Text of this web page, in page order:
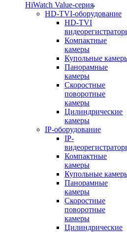
HiWatch Value-серия
HD-TVI-оборудование
HD-TVI
Компактные
камеры
Купольные
Панорамные
камеры
Скоростные
поворотные
камеры
Цилиндрические
камеры
IP-оборудование
IP-
Компактные
камеры
Купольные
Панорамные
камеры
Скоростные
поворотные
камеры
Цилиндрические